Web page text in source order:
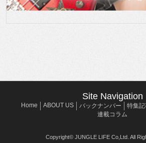
Site Navigation
Home ABOUT US バックナンバー 特集記
連載コラム
Copyright© JUNGLE LIFE Co,Ltd. All